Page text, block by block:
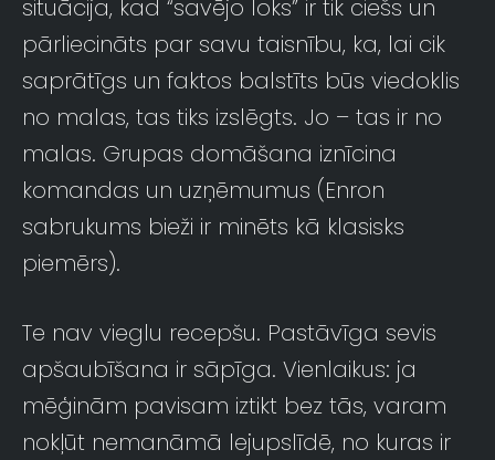
situācija, kad “savējo loks” ir tik ciešs un
pārliecināts par savu taisnību, ka, lai cik
saprātīgs un faktos balstīts būs viedoklis
no malas, tas tiks izslēgts. Jo – tas ir no
malas. Grupas domāšana iznīcina
komandas un uzņēmumus (Enron
sabrukums bieži ir minēts kā klasisks
piemērs).
Te nav vieglu recepšu. Pastāvīga sevis
apšaubīšana ir sāpīga. Vienlaikus: ja
mēģinām pavisam iztikt bez tās, varam
nokļūt nemanāmā lejupslīdē, no kuras ir